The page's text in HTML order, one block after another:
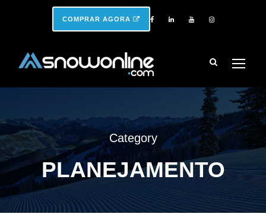
COMPRAR AGORA
Category
PLANEJAMENTO